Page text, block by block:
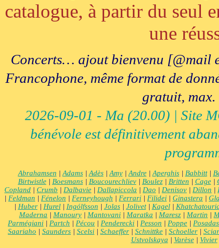
catalogue, à partir du seul
une
Concerts… ajout bienvenu [@mail
Francophone, même format de
gratuit,
2026-09-01 - Ma (20.00) | Site
bénévole est définitivement
Abrahamsen | Adams| Adès| Amy| Andre| Aperghis| Babbitt|
Birtwistle| Boesmans| Boucourechliev| Boulez| Britten | Cage|
Copland | Crumb | Dalbavie | Dallapiccola | Dao | Denisov | Dillon |
| Feldman | Fénelon | Ferneyhough | Ferrari | Filidei | Ginastera |
| Huber| Hurel| Ingólfsson | Jolas| Jolivet| Kagel|
Maderna | Manoury | Mantovani | Maratka | Maresz | Martin |
Parmégiani | Partch | Pécou | Penderecki | Pesson | Poppe | Posadas
Saariaho | Saunders | Scelsi | Schaeffer | Schnittke | Schoeller |
Ustvolskaya | Varèse| Vivier